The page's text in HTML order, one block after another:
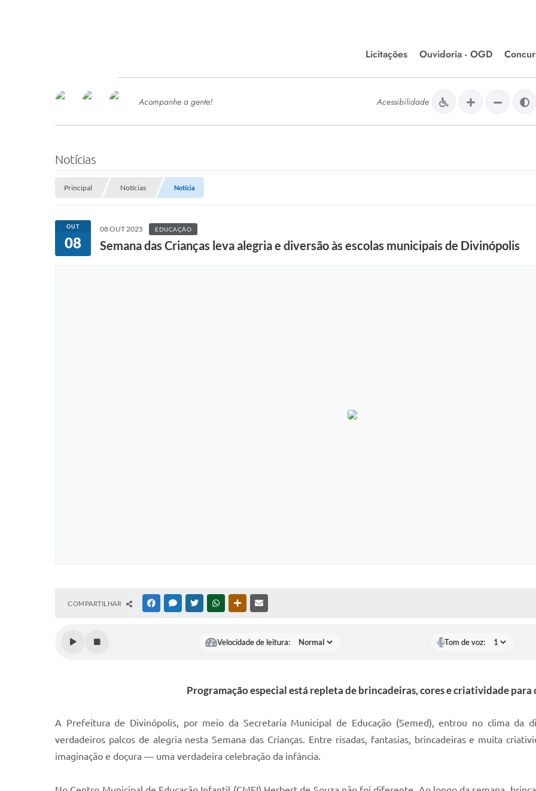
Licitações
Editais de Licitações
Chamamentos Públicos
Ouvidoria - OGD
SERVIÇOS
SEMED
Processo de Contratação -
Concursos e Processos Seletivos
Esporte
Meio Ambiente
Diário Oficial
Acompanhe a gente! Acessibilidade
Notícias
Principal Notícias Notícia
OUT
08
08 OUT 2025 EDUCAÇÃO
Semana das Crianças leva alegria e diversão às escolas municipais de Divinópolis
COMPARTILHAR FACEBOOKMESSENGER
TWITTERWHATSAPPOUTRAS MÍDIAS
Velocidade de leitura: Tom de voz:
Programação especial está repleta de brincadeiras, cores e criatividade para
A Prefeitura de Divinópolis, por meio da Secretaria Municipal de Educação (Semed), entrou no clima da
verdadeiros palcos de alegria nesta Semana das Crianças. Entre risadas, fantasias, brincadeiras e muita
imaginação e doçura — uma verdadeira celebração da infância.